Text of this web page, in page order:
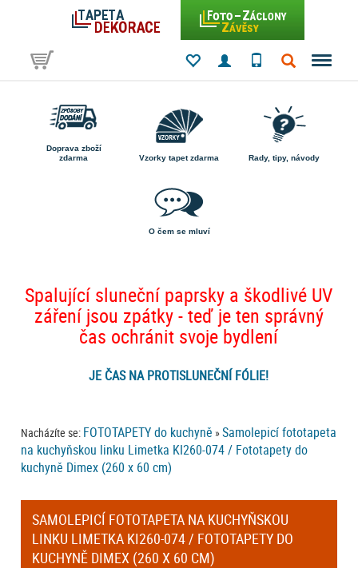
Doprava zboží
zdarma
Vzorky tapet zdarma Rady, tipy, návody
O čem se mluví
Spalující sluneční paprsky a škodlivé UV
záření jsou zpátky - teď je ten správný
čas ochránit svoje bydlení
JE ČAS NA PROTISLUNEČNÍ FÓLIE!
Nacházíte se: FOTOTAPETY do kuchyně »Samolepicí fototapeta
na kuchyňskou linku Limetka KI260-074 / Fototapety do
kuchyně Dimex (260 x 60 cm)
SAMOLEPICÍ FOTOTAPETA NA KUCHYŇSKOU
LINKU LIMETKA KI260-074 / FOTOTAPETY DO
KUCHYNĚ DIMEX (260 X 60 CM)